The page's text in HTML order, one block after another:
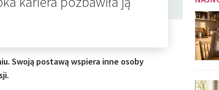
Swoją postawą wspiera inne osoby